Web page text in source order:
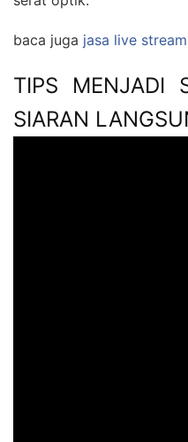
baca juga jasa live
TIPS MENJADI
SIARAN